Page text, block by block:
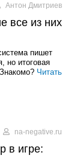
Антон Дмитриев
все из них
пишет
но итоговая
Читать
na-negative.ru
в игре: